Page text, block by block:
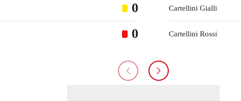
0
0
Cartellini Gialli
Cartellini Rossi